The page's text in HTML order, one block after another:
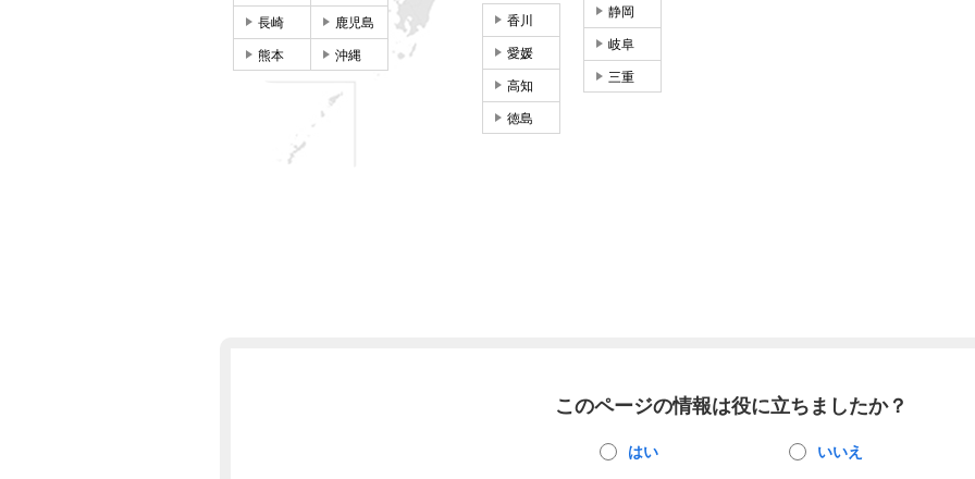
静岡
岐阜
三重
香川
愛媛
高知
徳島
長崎 鹿児島
熊本 沖縄
このページの情報は役に立ちましたか？
はい いいえ